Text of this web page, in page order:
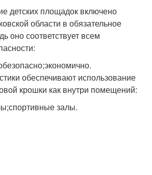
детских площадок включено
области в обязательное
оно соответствует всем
обеспечивают использование
крошки как внутри помещений:
залы.